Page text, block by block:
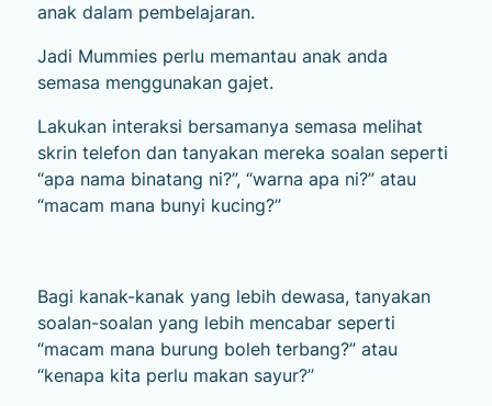
anak dalam pembelajaran.
Jadi Mummies perlu memantau anak anda
semasa menggunakan gajet.
Lakukan interaksi bersamanya semasa melihat
skrin telefon dan tanyakan mereka soalan seperti
“apa nama binatang ni?”, “warna apa ni?” atau
“macam mana bunyi kucing?”
Bagi kanak-kanak yang lebih dewasa, tanyakan
soalan-soalan yang lebih mencabar seperti
“macam mana burung boleh terbang?” atau
“kenapa kita perlu makan sayur?”